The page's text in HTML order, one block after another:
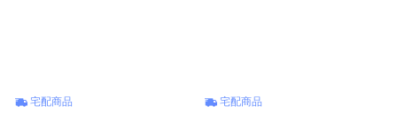
宅配商品 宅配商品